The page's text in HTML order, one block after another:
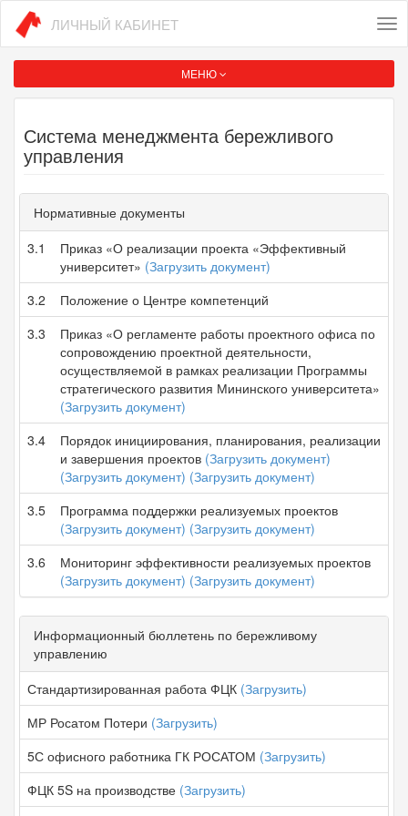
ЛИЧНЫЙ КАБИНЕТ
МЕНЮ
Система менеджмента бережливого
управления
Нормативные документы
3.1
Приказ «О реализации проекта «Эффективный
университет» (Загрузить документ)
3.2
Положение о Центре компетенций
3.3
Приказ «О регламенте работы проектного офиса по
сопровождению проектной деятельности,
осуществляемой в рамках реализации Программы
стратегического развития Мининского университета»
(Загрузить документ)
3.4
Порядок инициирования, планирования, реализации
и завершения проектов (Загрузить документ)
(Загрузить документ) (Загрузить документ)
3.5
Программа поддержки реализуемых проектов
(Загрузить документ) (Загрузить документ)
3.6
Мониторинг эффективности реализуемых проектов
(Загрузить документ) (Загрузить документ)
Информационный бюллетень по бережливому
управлению
Стандартизированная работа ФЦК (Загрузить)
МР Росатом Потери (Загрузить)
5С офисного работника ГК РОСАТОМ (Загрузить)
ФЦК 5S на производстве (Загрузить)